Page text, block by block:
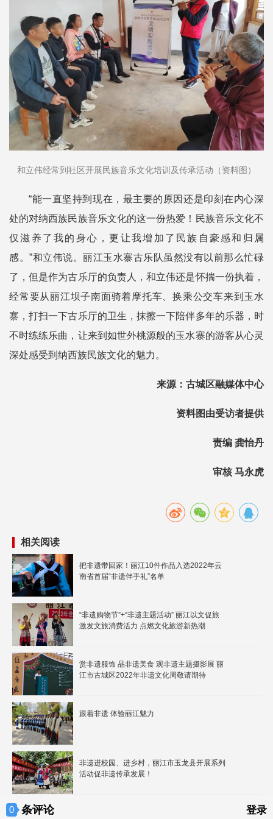
和立伟经常到社区开展民族音乐文化培训及传承活动（资料图）
“能一直坚持到现在，最主要的原因还是印刻在内心深
处的对纳西族民族音乐文化的这一份热爱！民族音乐文化不
仅滋养了我的身心，更让我增加了民族自豪感和归属
感。”和立伟说。丽江玉水寨古乐队虽然没有以前那么忙碌
了，但是作为古乐厅的负责人，和立伟还是怀揣一份执着，
经常要从丽江坝子南面骑着摩托车、换乘公交车来到玉水
寨，打扫一下古乐厅的卫生，抹擦一下陪伴多年的乐器，时
不时练练乐曲，让来到如世外桃源般的玉水寨的游客从心灵
深处感受到纳西族民族文化的魅力。
来源：古城区融媒体中心
资料图由受访者提供
责编 龚怡丹
审核 马永虎
相关阅读
把非遗带回家！丽江10件作品入选2022年云
南省首届“非遗伴手礼”名单
“非遗购物节”+“非遗主题活动” 丽江以文促旅
激发文旅消费活力 点燃文化旅游新热潮
赏非遗服饰 品非遗美食 观非遗主题摄影展 丽
江市古城区2022年非遗文化周敬请期待
跟着非遗 体验丽江魅力
非遗进校园、进乡村，丽江市玉龙县开展系列
活动促非遗传承发展！
0 条评论 登录